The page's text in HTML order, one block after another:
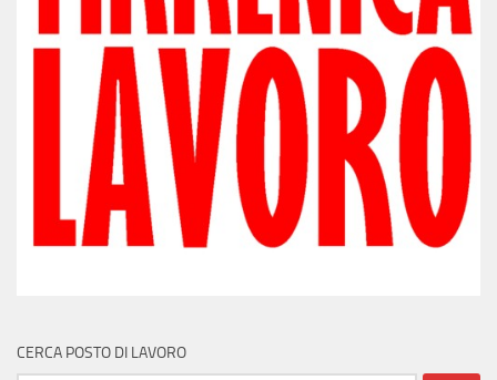
CERCA POSTO DI LAVORO